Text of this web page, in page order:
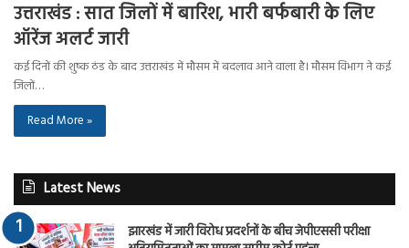
उत्तराखंड : सात जिलों में बारिश, भारी बर्फबारी के लिए
ऑरेंज अलर्ट जारी
कई दिनों की शुष्क ठंड के बाद उत्तराखंड में मौसम में बदलाव आने वाला है। मौसम विभाग ने कई
जिलों…
Read More »
Latest News
झारखंड में जारी विरोध प्रदर्शनों के बीच जेपीएससी परीक्षा